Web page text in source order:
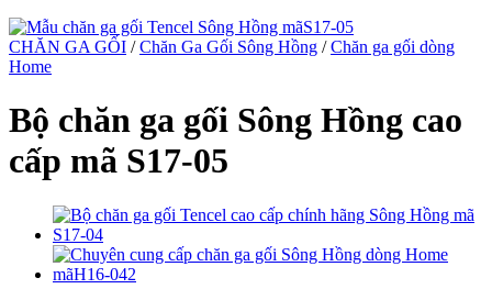
CHĂN GA GỐI / Chăn Ga Gối Sông Hồng / Chăn ga gối dòng
Home
Bộ chăn ga gối Sông Hồng cao
cấp mã S17-05